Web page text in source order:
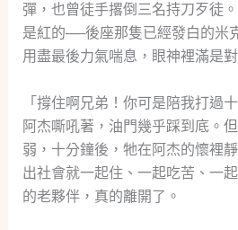
彈，也曾徒手撂倒三名持刀歹徒
是紅的──後座那隻已經發白的米
用盡最後力氣喘息，眼神裡滿是
「撐住啊兄弟！你可是陪我打過
阿杰嘶吼著，油門幾乎踩到底。
弱，十分鐘後，牠在阿杰的懷裡
出社會就一起住、一起吃苦、一
的老夥伴，真的離開了。